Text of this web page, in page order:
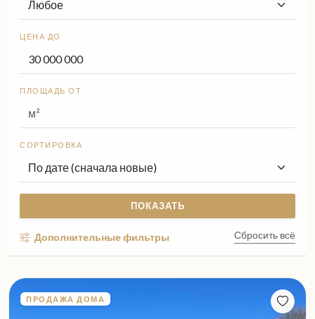
ЦЕНА ДО
ПЛОЩАДЬ ОТ
СОРТИРОВКА
ПОКАЗАТЬ
Дополнительные фильтры Сбросить всё
ПРОДАЖА ДОМА